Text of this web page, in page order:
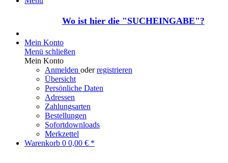
Wo ist hier die "SUCHEINGABE"?
Mein Konto
Menü schließen
Mein Konto
Anmelden oderregistrieren
Übersicht
Persönliche Daten
Adressen
Zahlungsarten
Bestellungen
Sofortdownloads
Merkzettel
Warenkorb 0 0,00 € *